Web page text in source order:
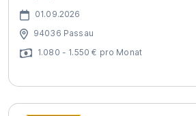
01.09.2026
94036 Passau
1.080 - 1.550 € pro Monat